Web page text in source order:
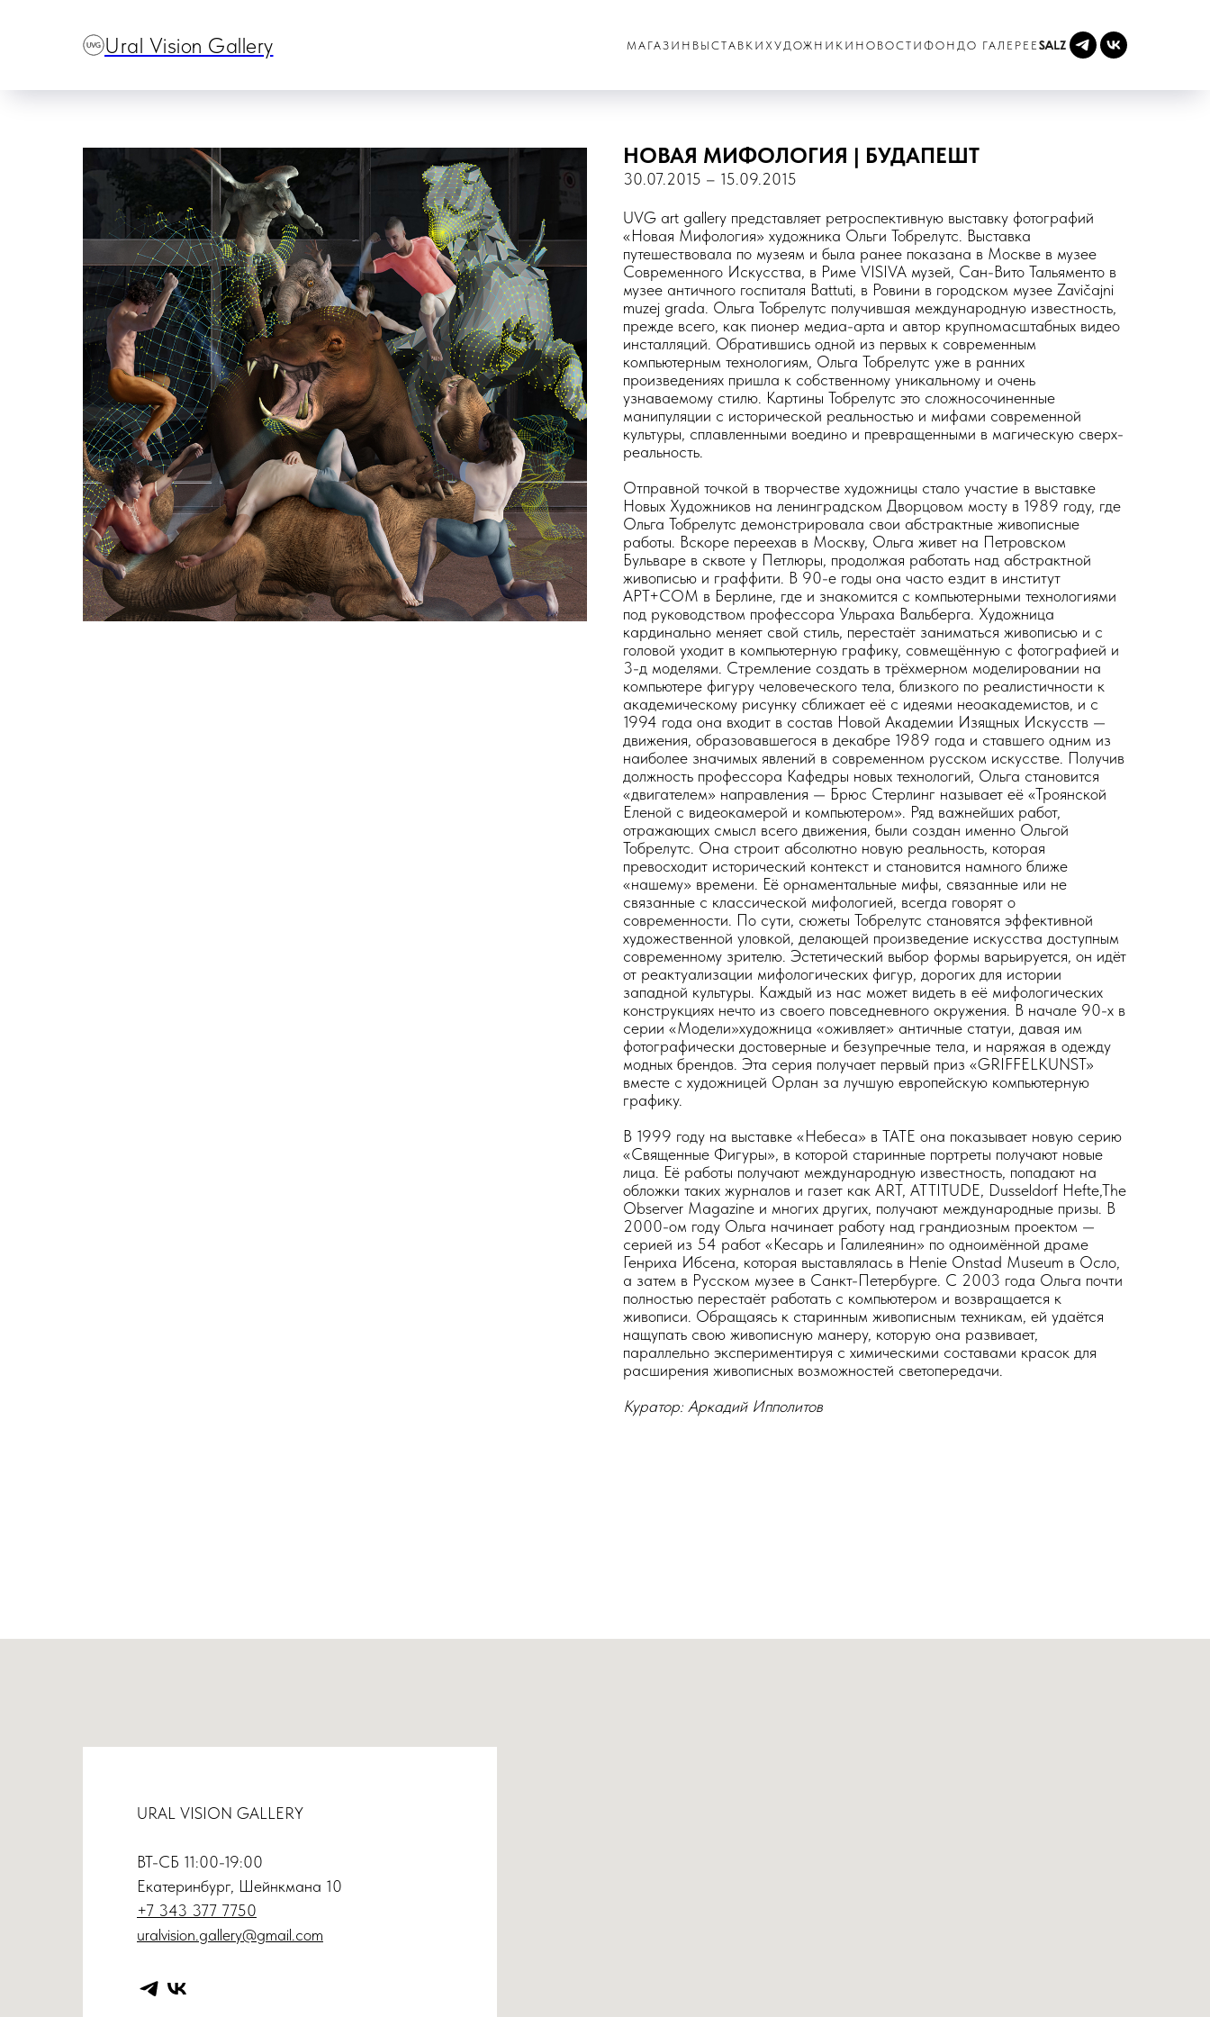
Ural Vision Gallery МАГАЗИН ВЫСТАВКИ ХУДОЖНИКИ НОВОСТИ ФОНД О ГАЛЕРЕЕ
НОВАЯ МИФОЛОГИЯ | БУДАПЕШТ
30.07.2015 – 15.09.2015
UVG art gallery представляет ретроспективную выставку фотографий
«Новая Мифология» художника Ольги Тобрелутс. Выставка
путешествовала по музеям и была ранее показана в Москве в музее
Современного Искусства, в Риме VISIVA музей, Сан-Вито Тальяменто в
музее античного госпиталя Battuti, в Ровини в городском музее Zavičajni
muzej grada. Ольга Тобрелутс получившая международную известность,
прежде всего, как пионер медиа-арта и автор крупномасштабных видео
инсталляций. Обратившись одной из первых к современным
компьютерным технологиям, Ольга Тобрелутс уже в ранних
произведениях пришла к собственному уникальному и очень
узнаваемому стилю. Картины Тобрелутс это сложносочиненные
манипуляции с исторической реальностью и мифами современной
культуры, сплавленными воедино и превращенными в магическую сверх-
реальность.
Отправной точкой в творчестве художницы стало участие в выставке
Новых Художников на ленинградском Дворцовом мосту в 1989 году, где
Ольга Тобрелутс демонстрировала свои абстрактные живописные
работы. Вскоре переехав в Москву, Ольга живет на Петровском
Бульваре в сквоте у Петлюры, продолжая работать над абстрактной
живописью и граффити. В 90-е годы она часто ездит в институт
АРТ+СОМ в Берлине, где и знакомится с компьютерными технологиями
под руководством профессора Ульраха Вальберга. Художница
кардинально меняет свой стиль, перестаёт заниматься живописью и с
головой уходит в компьютерную графику, совмещённую с фотографией и
3-д моделями. Стремление создать в трёхмерном моделировании на
компьютере фигуру человеческого тела, близкого по реалистичности к
академическому рисунку сближает её с идеями неоакадемистов, и с
1994 года она входит в состав Новой Академии Изящных Искусств —
движения, образовавшегося в декабре 1989 года и ставшего одним из
наиболее значимых явлений в современном русском искусстве. Получив
должность профессора Кафедры новых технологий, Ольга становится
«двигателем» направления — Брюс Стерлинг называет её «Троянской
Еленой с видеокамерой и компьютером». Ряд важнейших работ,
отражающих смысл всего движения, были создан именно Ольгой
Тобрелутс. Она строит абсолютно новую реальность, которая
превосходит исторический контекст и становится намного ближе
«нашему» времени. Её орнаментальные мифы, связанные или не
связанные с классической мифологией, всегда говорят о
современности. По сути, сюжеты Тобрелутс становятся эффективной
художественной уловкой, делающей произведение искусства доступным
современному зрителю. Эстетический выбор формы варьируется, он идёт
от реактуализации мифологических фигур, дорогих для истории
западной культуры. Каждый из нас может видеть в её мифологических
конструкциях нечто из своего повседневного окружения. В начале 90-х в
серии «Модели»художница «оживляет» античные статуи, давая им
фотографически достоверные и безупречные тела, и наряжая в одежду
модных брендов. Эта серия получает первый приз «GRIFFELKUNST»
вместе с художницей Орлан за лучшую европейскую компьютерную
графику.
В 1999 году на выставке «Небеса» в ТАТЕ она показывает новую серию
«Священные Фигуры», в которой старинные портреты получают новые
лица. Её работы получают международную известность, попадают на
обложки таких журналов и газет как ART, ATTITUDE, Dusseldorf Hefte,The
Observer Magazine и многих других, получают международные призы. В
2000-ом году Ольга начинает работу над грандиозным проектом —
серией из 54 работ «Кесарь и Галилеянин» по одноимённой драме
Генриха Ибсена, которая выставлялась в Henie Onstad Museum в Осло,
а затем в Русском музее в Санкт-Петербурге. С 2003 года Ольга почти
полностью перестаёт работать с компьютером и возвращается к
живописи. Обращаясь к старинным живописным техникам, ей удаётся
нащупать свою живописную манеру, которую она развивает,
параллельно экспериментируя с химическими составами красок для
расширения живописных возможностей светопередачи.
Куратор: Аркадий Ипполитов
URAL VISION GALLERY
ВТ-СБ 11:00-19:00
Екатеринбург, Шейнкмана 10
+7 343 377 7750
uralvision.gallery@gmail.com